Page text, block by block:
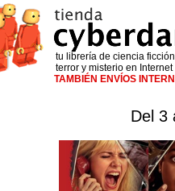
tu librería de ciencia
terror y misterio en Internet
TAMBIÉN ENVÍOS
Del 3